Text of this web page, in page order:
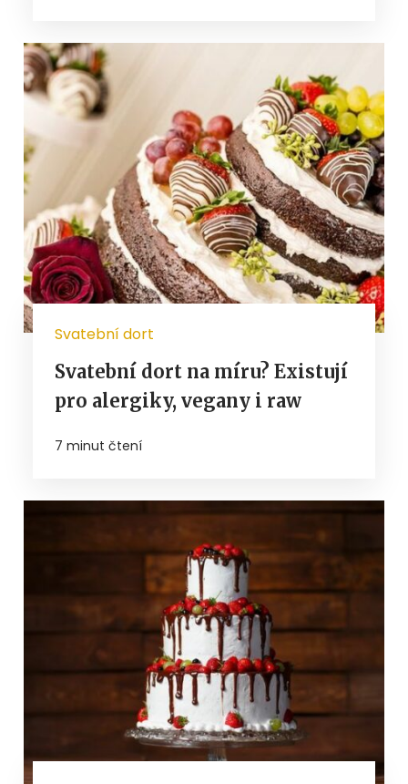
Svatební dort
Svatební dort na míru? Existují
pro alergiky, vegany i raw
7 minut čtení